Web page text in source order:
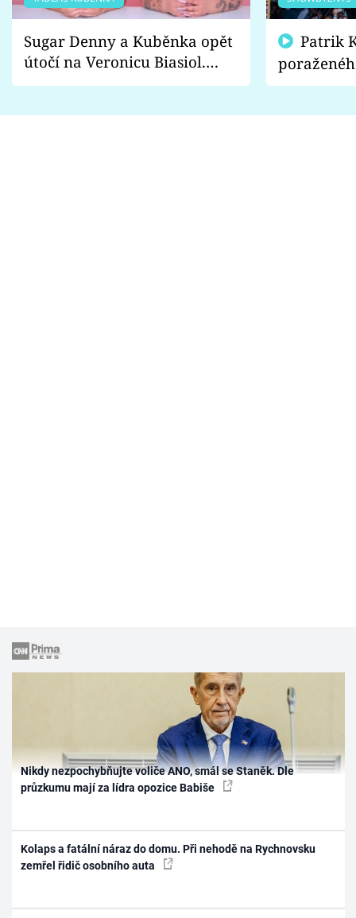
Sugar Denny a Kuběnka opět
útočí na Veronicu Biasiol.
Proč je podle nich falešná a
fanoušci
Nikdy nezpochybňujte voliče ANO, smál se Staněk. Dle
průzkumu mají za lídra opozice Babiše
Kolaps a fatální náraz do domu. Při nehodě na Rychnovsku
zemřel řidič osobního auta